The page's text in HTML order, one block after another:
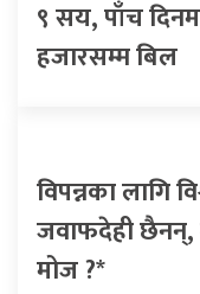
९ सय, पाँच
हजारसम्म बिल
विपन्नका लागि
जवाफदेही छैनन्,
मोज ?*